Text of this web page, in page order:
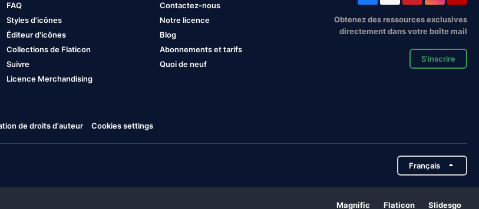
FAQ
Styles d'icônes
Éditeur d'icônes
Collections de Flaticon
Suivre
Licence Merchandising
Contactez-nous
Notre licence
Blog
Abonnements et tarifs
Quoi de neuf
Obtenez des ressources exclusives
directement dans votre boîte mail
S'inscrire
de droits d'auteur Cookies settings
Français
Magnific Flaticon Slidesgo